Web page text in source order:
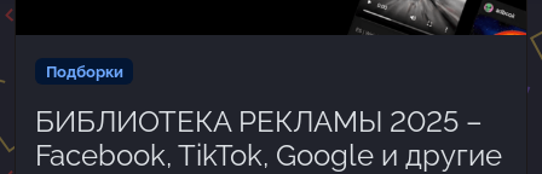
Подборки
БИБЛИОТЕКА РЕКЛАМЫ 2025 –
Facebook, TikTok, Google и другие